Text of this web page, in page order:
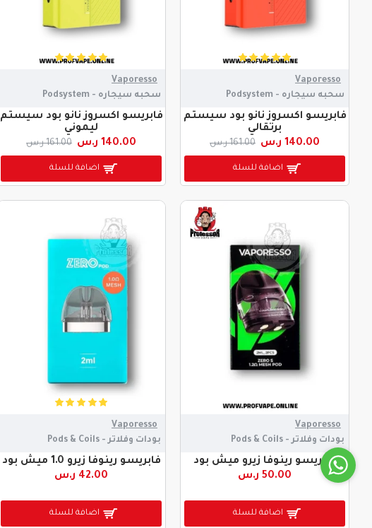
Vaporesso
سحبه سيجاره - Podsystem
فابريسو اكسروز نانو بود سيستم
برتقالي
140.00 ر.س
161.00 ر.س
اضافة للسلة
Vaporesso
سحبه سيجاره - Podsystem
فابريسو اكسروز نانو بود سيستم
ليموني
140.00 ر.س
161.00 ر.س
اضافة للسلة
Vaporesso
بودات وفلاتر - Pods & Coils
فابريسو رينوفا زيرو ميش بود
50.00 ر.س
اضافة للسلة
Vaporesso
بودات وفلاتر - Pods & Coils
فابريسو رينوفا زيرو 1.0 ميش بود
42.00 ر.س
اضافة للسلة